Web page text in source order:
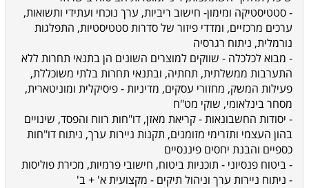
- סטטיסטיקה ומימון- חישוב ריביות, ערך נוכחי ועתידי ותשואות,
ערכים מרכזיים, ומדדי פיזור של סדרות סטטיסטיות, התפלגות
נורמלית, ניתוח רגרסיה
- מבוא לכלכלה - שווקים למוצרים השונים הן בתנאי תחרות ללא
התערבות ממשלתית, תחתיה, ובתנאי תחרות בלתי משוכללת,
פעילות המשק, מחזורי עסקים, מדיניות - פיסיקלית ומוניטארית,
מסחר בינלאומי, שוקי מט"ח
- יסודות החשבונאות - קריאת מאזן, דו"חות רווח והפסד, שינויים
בהון העצמי ותזרימי מזומנים, תקנות ניירות ערך, ניתוח דו"חות
כספיים והבנת יחסים פיננסיים
- ביטוח פנסיוני - תוכניות ביטוח, חישובי פרמיות, מכירת פוליסות
- ניתוח ניירות ערך וניהול תיקים - מקצועית א' + ב'